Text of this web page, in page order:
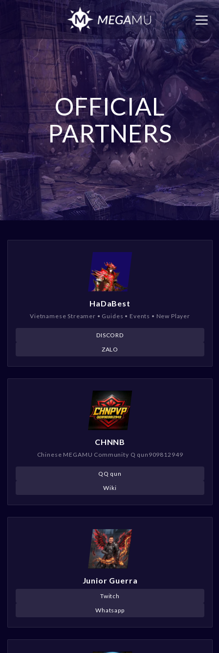
OFFICIAL
PARTNERS
HaDaBest
Vietnamese Streamer • Guides • Events • New Player
DISCORD
ZALO
CHNNB
Chinese MEGAMU Community Q qun909812949
QQ qun
Wiki
Junior Guerra
Twitch
Whatsapp